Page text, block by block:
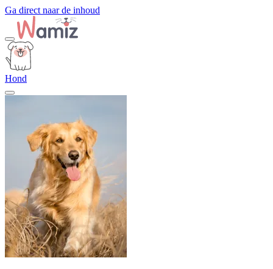
Ga direct naar de inhoud
Hond